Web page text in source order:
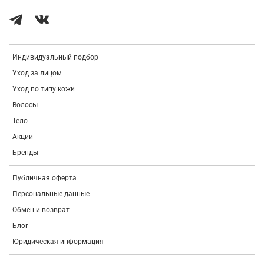
Индивидуальный подбор
Уход за лицом
Уход по типу кожи
Волосы
Тело
Акции
Бренды
Публичная оферта
Персональные данные
Обмен и возврат
Блог
Юридическая информация